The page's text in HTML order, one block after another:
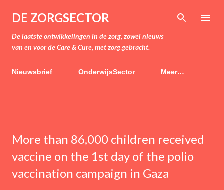
Doorgaan naar hoofdcontent
DE ZORGSECTOR
De laatste ontwikkelingen in de zorg, zowel nieuws
van en voor de Care & Cure, met zorg gebracht.
Nieuwsbrief OnderwijsSector Meer…
More than 86,000 children received
vaccine on the 1st day of the polio
vaccination campaign in Gaza